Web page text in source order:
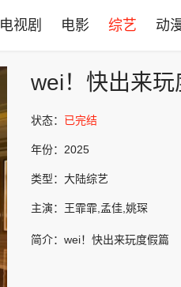
电视剧 电影 综艺 动
wei！快出来玩
状态： 已完结
年份： 2025
类型： 大陆综艺
主演： 王霏霏,孟佳,姚琛
简介： wei！快出来玩度假篇